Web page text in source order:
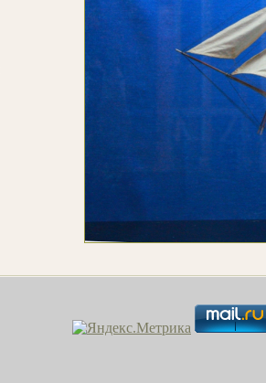
Ледантю М.В. Кожевники на Куре